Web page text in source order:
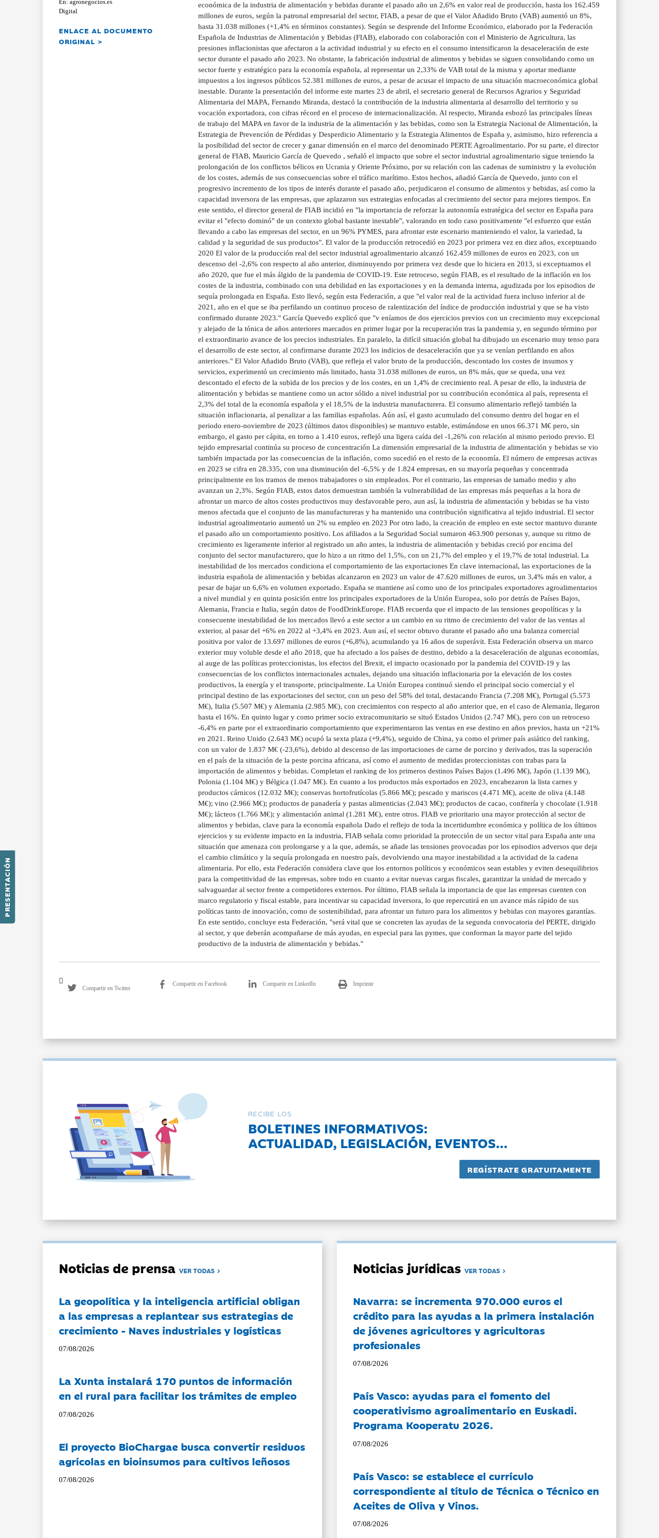
PRESENTACIÓN
En: agronegocios.es
Digital
ENLACE AL DOCUMENTO
ORIGINAL >
Compartir en Twitter
Compartir en Facebook Compartir en LinkedIn Imprimir
RECIBE LOS
BOLETINES INFORMATIVOS:
ACTUALIDAD, LEGISLACIÓN, EVENTOS...
Noticias de prensaVER TODAS
La geopolítica y la inteligencia artificial obligan
a las empresas a replantear sus estrategias de
crecimiento - Naves industriales y logísticas
07/08/2026
La Xunta instalará 170 puntos de información
en el rural para facilitar los trámites de empleo
07/08/2026
El proyecto BioChargae busca convertir residuos
agrícolas en bioinsumos para cultivos leñosos
07/08/2026
Noticias jurídicasVER TODAS
Navarra: se incrementa 970.000 euros el
crédito para las ayudas a la primera instalación
de jóvenes agricultores y agricultoras
profesionales
07/08/2026
País Vasco: ayudas para el fomento del
cooperativismo agroalimentario en Euskadi.
Programa Kooperatu 2026.
07/08/2026
País Vasco: se establece el currículo
correspondiente al título de Técnica o Técnico en
Aceites de Oliva y Vinos.
07/08/2026